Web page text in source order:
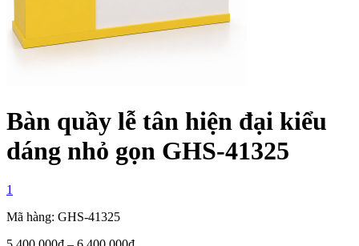
Bàn quầy lễ tân hiện đại kiểu
dáng nhỏ gọn GHS-41325
1
Mã hàng: GHS-41325